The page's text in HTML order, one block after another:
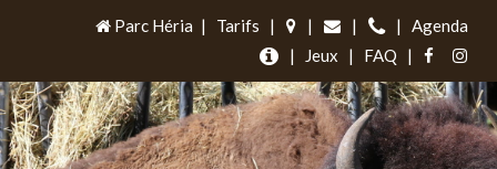
Parc Héria | Tarifs | | | |
Agenda
|
Jeux | FAQ |